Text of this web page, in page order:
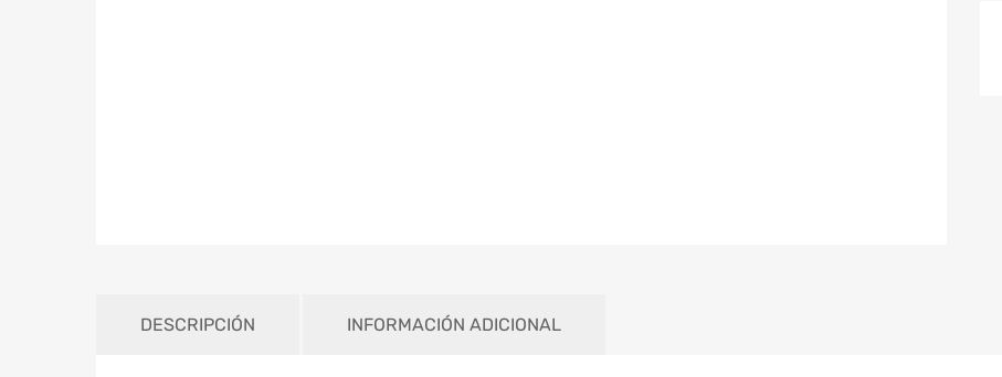
DESCRIPCIÓN INFORMACIÓN ADICIONAL